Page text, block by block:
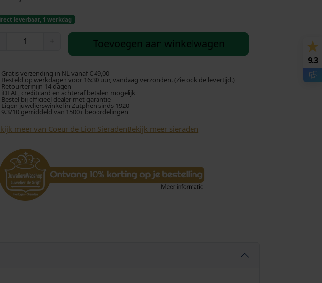
leverbaar, 1 werkdag
+ Toevoegen aan winkelwagen
Gratis verzending in NL vanaf € 49,00
Besteld op werkdagen voor 16:30 uur, vandaag verzonden. (Zie ook de levertijd.)
Retourtermijn 14 dagen
iDEAL, creditcard en achteraf betalen mogelijk
Bestel bij officieel dealer met garantie
Eigen juwelierswinkel in Zutphen sinds 1920
9.3/10 gemiddeld van 1500+ beoordelingen
meer van Coeur de Lion SieradenBekijk meer sieraden
9.3